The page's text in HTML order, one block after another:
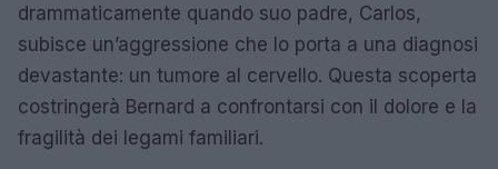
drammaticamente quando suo padre, Carlos,
subisce un’aggressione che lo porta a una diagnosi
devastante: un tumore al cervello. Questa scoperta
costringerà Bernard a confrontarsi con il dolore e la
fragilità dei legami familiari.